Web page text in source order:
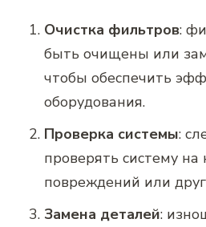
Очистка фильтров:
быть очищены или
чтобы обеспечить
оборудования.
Проверка системы:
проверять систему на
повреждений или
Замена деталей: